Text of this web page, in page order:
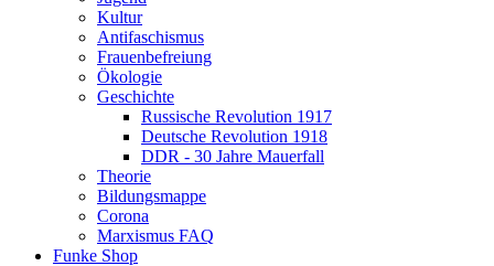
Kultur
Antifaschismus
Frauenbefreiung
Ökologie
Geschichte
Russische Revolution 1917
Deutsche Revolution 1918
DDR - 30 Jahre Mauerfall
Theorie
Bildungsmappe
Corona
Marxismus FAQ
Funke Shop